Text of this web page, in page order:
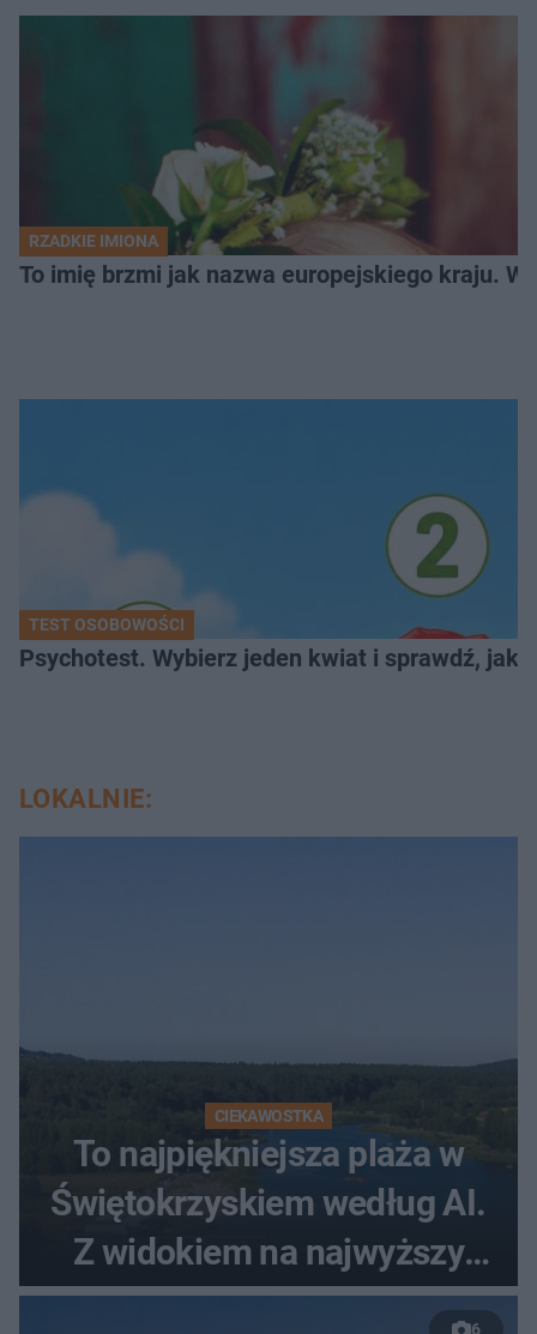
RZADKIE IMIONA
To imię brzmi jak nazwa europejskiego kraju.
TEST OSOBOWOŚCI
Psychotest. Wybierz jeden kwiat i sprawdź, jaki
LOKALNIE:
CIEKAWOSTKA
To najpiękniejsza plaża w
Świętokrzyskiem według AI.
Z widokiem na najwyższy
szczyt Gór Świętokrzyskich
6